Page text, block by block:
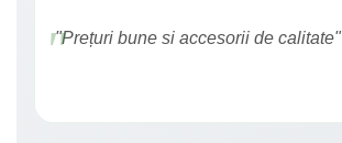
"Prețuri bune si accesorii de calitate"